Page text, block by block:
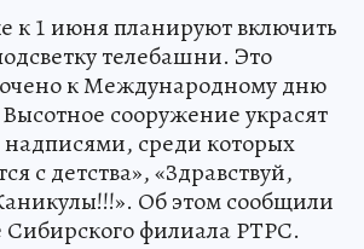
к 1 июня планируют включить
телебашни. Это
к Международному дню
сооружение украсят
среди которых
с детства», «Здравствуй,
Об этом сообщили
Сибирского филиала РТРС.